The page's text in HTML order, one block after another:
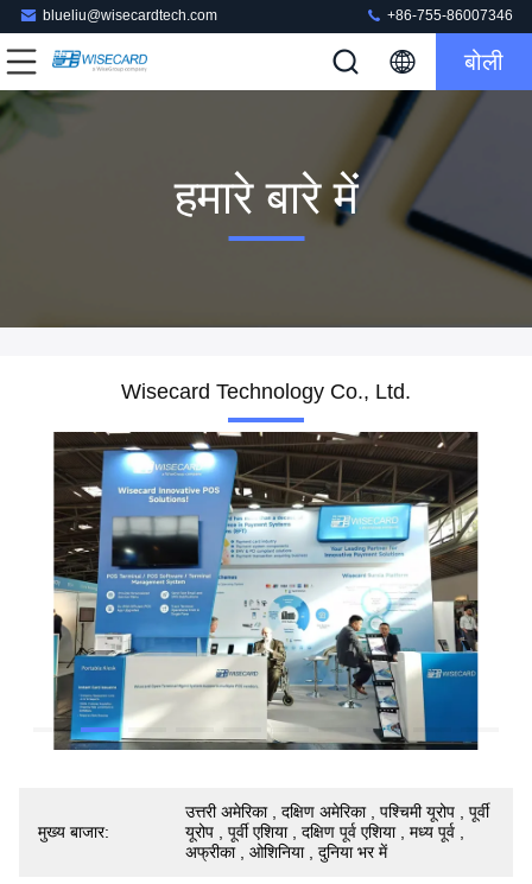
blueliu@wisecardtech.com +86-755-86007346
बोली
हमारे बारे में
Wisecard Technology Co., Ltd.
मुख्य बाजार:
उत्तरी अमेरिका , दक्षिण अमेरिका , पश्चिमी यूरोप , पूर्वी
यूरोप , पूर्वी एशिया , दक्षिण पूर्व एशिया , मध्य पूर्व ,
अफ्रीका , ओशिनिया , दुनिया भर में